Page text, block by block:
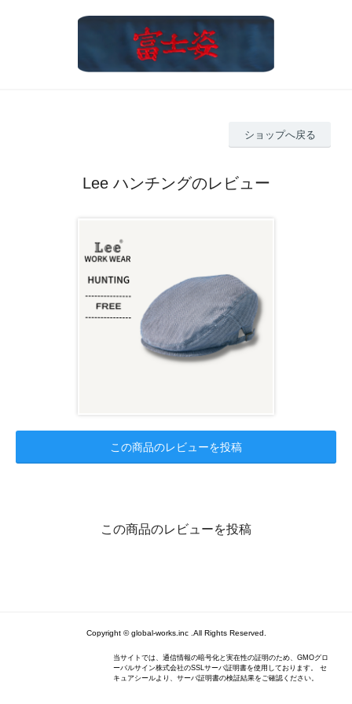
ショップへ戻る
Lee ハンチングのレビュー
この商品のレビューを投稿
この商品のレビューを投稿
Copyright © global-works.inc .All Rights Reserved.
当サイトでは、通信情報の暗号化と実在性の証明のため、GMOグロ
ーバルサイン株式会社のSSLサーバ証明書を使用しております。 セ
キュアシールより、サーバ証明書の検証結果をご確認ください。